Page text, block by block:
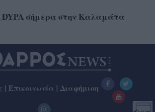
DYPA σήμερα στην Καλαμάτα
| Επικοινωνία | Διαφήμιση